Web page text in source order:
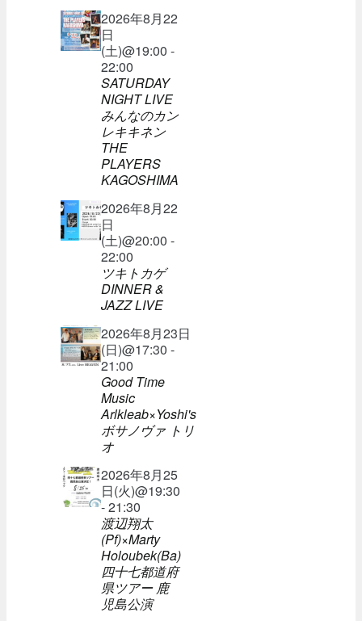
2026年8月22
日
(土)@19:00 -
22:00
SATURDAY
NIGHT LIVE
みんなのカン
レキキネン
THE
PLAYERS
KAGOSHIMA
2026年8月22
日
(土)@20:00 -
22:00
ツキトカゲ
DINNER &
JAZZ LIVE
2026年8月23日
(日)@17:30 -
21:00
Good Time
Music
Arlkleab×Yoshi's
ボサノヴァ トリ
オ
2026年8月25
日(火)@19:30
- 21:30
渡辺翔太
(Pf)×Marty
Holoubek(Ba)
四十七都道府
県ツアー 鹿
児島公演